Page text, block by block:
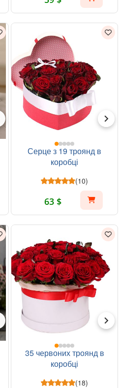
Серце з 19 троянд в
коробці
(10)
63 $
35 червоних троянд в
коробці
(18)